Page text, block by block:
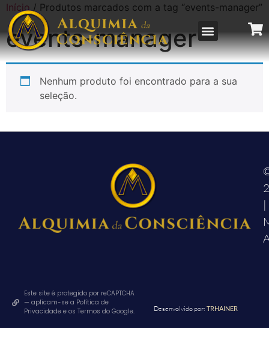
Início/ Produtos marcados com a tag “events-manager”
events-manager
Nenhum produto foi encontrado para a sua
seleção.
|
Este site é protegido por reCAPTCHA
— aplicam-se a Política de
Privacidade e os Termos do Google.
Desenvolvido por: TRHAINER